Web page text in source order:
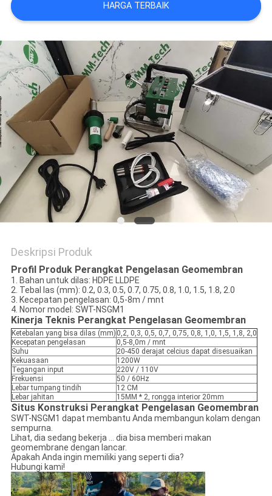
SITEMAP
PRIVACY
POLICY
HARGA TERBAIK
Deskripsi Produk
Profil Produk Perangkat Pengelasan Geomembran
1. Bahan untuk dilas: HDPE LLDPE
2. Tebal las (mm): 0.2, 0.3, 0.5, 0.7, 0.75, 0.8, 1.0, 1.5, 1.8, 2.0
3. Kecepatan pengelasan: 0,5-8m / mnt
4. Nomor model: SWT-NSGM1
Kinerja Teknis Perangkat Pengelasan Geomembran
Ketebalan yang bisa dilas (mm) 0,2, 0,3, 0,5, 0,7, 0,75, 0,8, 1,0, 1,5, 1,8, 2,0
Kecepatan pengelasan
0,5-8,0m / mnt
Suhu
20-450 derajat celcius dapat disesuaikan
Kekuasaan
1200W
Tegangan input
220V / 110V
Frekuensi
50 / 60Hz
Lebar tumpang tindih
12 CM
Lebar jahitan
15MM * 2, rongga interior 20mm
Situs Konstruksi Perangkat Pengelasan Geomembran
SWT-NSGM1 dapat membantu Anda membangun kolam dengan
sempurna.
Lihat, dia sedang bekerja ... dia bisa memberi makan
geomembrane dengan lancar.
Apakah Anda ingin memiliki yang seperti dia?
Hubungi kami!